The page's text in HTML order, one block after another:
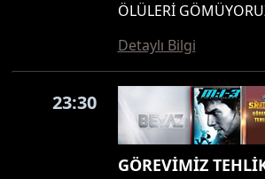
ÖLÜLERİ
Detaylı Bilgi
23:30
GÖREVİMİZ